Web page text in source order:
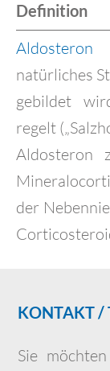
Definition
Aldosteron
natürliches
gebildet
regelt
Aldosteron
der
KONTAKT /
Sie